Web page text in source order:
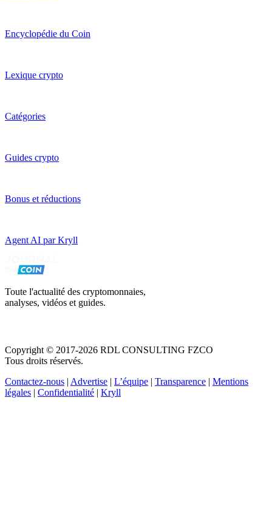
Encyclopédie du Coin
Lexique crypto
Catégories
Guides crypto
Bonus et réductions
Agent AI par Kryll
Toute l'actualité des cryptomonnaies,
analyses, vidéos et guides.
Copyright © 2017-2026 RDL CONSULTING FZCO
Tous droits réservés.
Contactez-nous | Advertise | L’équipe | Transparence | Mentions
légales | Confidentialité | Kryll